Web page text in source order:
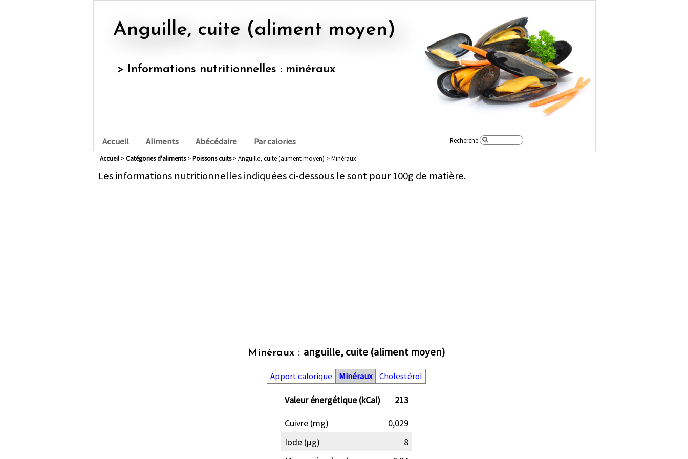
Anguille, cuite (aliment moyen)
> Informations nutritionnelles : minéraux
Accueil Aliments Abécédaire Par calories Recherche
Accueil> Catégories d'aliments> poissons cuits> Anguille, cuite (aliment moyen) > Minéraux
Les informations nutritionnelles indiquées ci-dessous le sont pour 100g de matière.
Minéraux : anguille, cuite (aliment moyen)
Apport calorique Minéraux Cholestérol
Valeur énergétique (kCal)
213
Cuivre (mg)
0,029
Iode (µg)
8